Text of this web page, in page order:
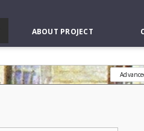
ABOUT PROJECT